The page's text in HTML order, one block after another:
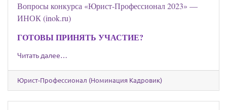
Вопросы конкурса «Юрист-Профессионал 2023» —
ИНОК (inok.ru)
ГОТОВЫ ПРИНЯТЬ УЧАСТИЕ?
Читать далее…
Юрист-Профессионал (Номинация Кадровик)